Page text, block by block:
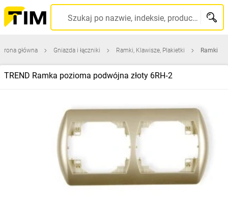
Szukaj po nazwie, indeksie, producencie, kodzie kreskowym...
główna Gniazda i łączniki Ramki, Klawisze, Plakietki Ramki
TREND Ramka pozioma podwójna złoty 6RH‑2